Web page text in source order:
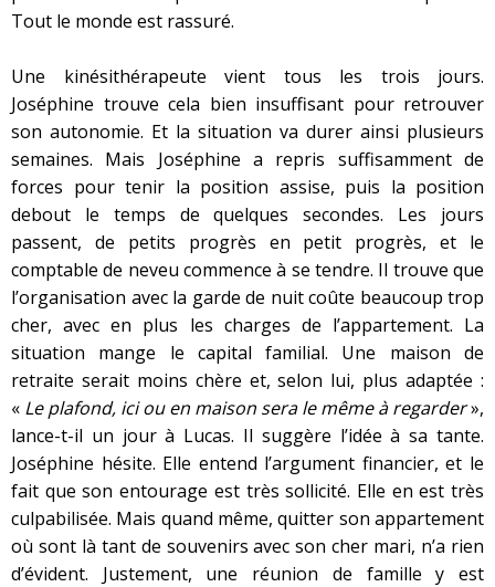
Tout le monde est rassuré.
Une kinésithérapeute vient tous les trois jours.
Joséphine trouve cela bien insuffisant pour retrouver
son autonomie. Et la situation va durer ainsi plusieurs
semaines. Mais Joséphine a repris suffisamment de
forces pour tenir la position assise, puis la position
debout le temps de quelques secondes. Les jours
passent, de petits progrès en petit progrès, et le
comptable de neveu commence à se tendre. Il trouve que
l’organisation avec la garde de nuit coûte beaucoup trop
cher, avec en plus les charges de l’appartement. La
situation mange le capital familial. Une maison de
retraite serait moins chère et, selon lui, plus adaptée :
« Le plafond, ici ou en maison sera le même à regarder»,
lance-t-il un jour à Lucas. Il suggère l’idée à sa tante.
Joséphine hésite. Elle entend l’argument financier, et le
fait que son entourage est très sollicité. Elle en est très
culpabilisée. Mais quand même, quitter son appartement
où sont là tant de souvenirs avec son cher mari, n’a rien
d’évident. Justement, une réunion de famille y est